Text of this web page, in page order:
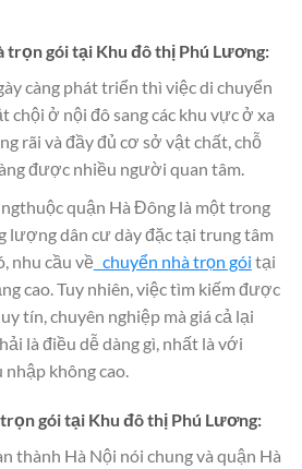
trọn gói tại Khu đô thị Phú Lương:
càng phát triển thì việc di chuyển
chội ở nội đô sang các khu vực ở xa
rãi và đầy đủ cơ sở vật chất, chỗ
được nhiều người quan tâm.
quận Hà Đông là một trong
lượng dân cư dày đặc tại trung tâm
nhu cầu về chuyển nhà trọn gói tại
cao. Tuy nhiên, việc tìm kiếm được
tín, chuyên nghiệp mà giá cả lại
là điều dễ dàng gì, nhất là với
không cao.
gói tại Khu đô thị Phú Lương:
thành Hà Nội nói chung và quận Hà